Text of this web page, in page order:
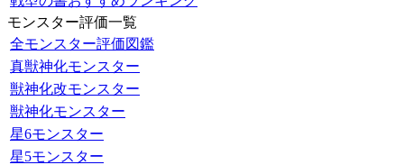
モンスター評価一覧
全モンスター評価図鑑
真獣神化モンスター
獣神化改モンスター
獣神化モンスター
星6モンスター
星5モンスター